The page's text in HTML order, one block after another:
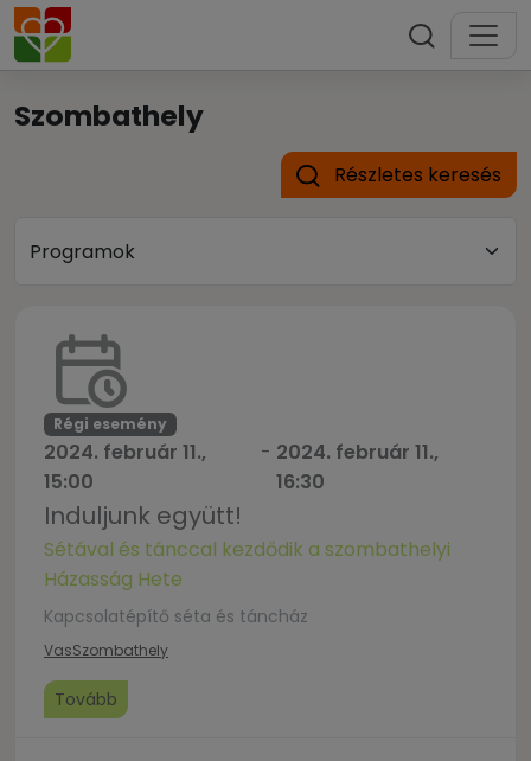
Szombathely
Részletes keresés
Régi esemény
2024. február 11.,
15:00
- 2024. február 11.,
16:30
Induljunk együtt!
Sétával és tánccal kezdődik a szombathelyi
Házasság Hete
Kapcsolatépítő séta és táncház
VasSzombathely
Tovább